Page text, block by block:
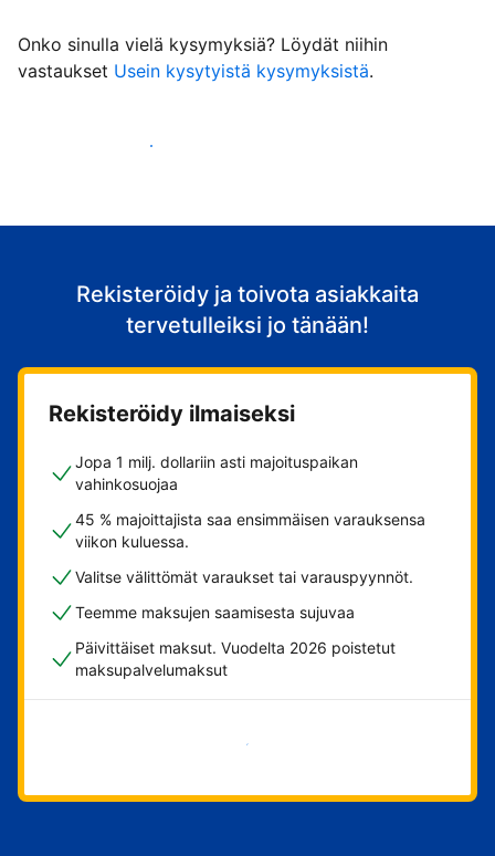
Onko sinulla vielä kysymyksiä? Löydät niihin
vastaukset Usein kysytyistä kysymyksistä.
Ala vastaanottaa asiakkaita
Rekisteröidy ja toivota asiakkaita
tervetulleiksi jo tänään!
Rekisteröidy ilmaiseksi
Jopa 1 milj. dollariin asti majoituspaikan
vahinkosuojaa
45 % majoittajista saa ensimmäisen varauksensa
viikon kuluessa.
Valitse välittömät varaukset tai varauspyynnöt.
Teemme maksujen saamisesta sujuvaa
Päivittäiset maksut. Vuodelta 2026 poistetut
maksupalvelumaksut
Aloita nyt